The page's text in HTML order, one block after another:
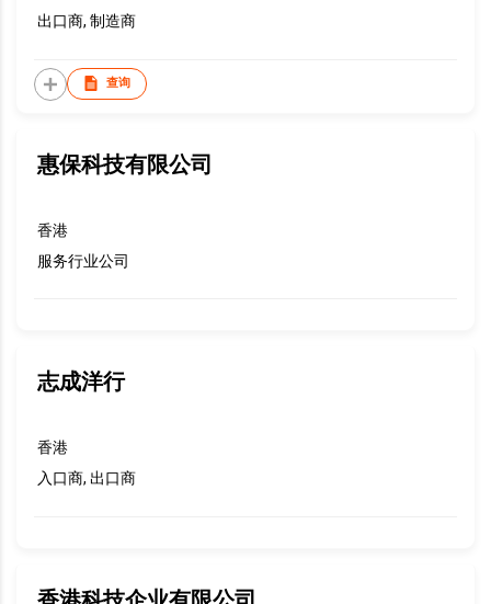
出口商, 制造商
查询
惠保科技有限公司
香港
服务行业公司
志成洋行
香港
入口商, 出口商